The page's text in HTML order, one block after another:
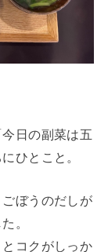
日の副菜は五
ひとこと。
ぼうのだしが
。
コクがしっか